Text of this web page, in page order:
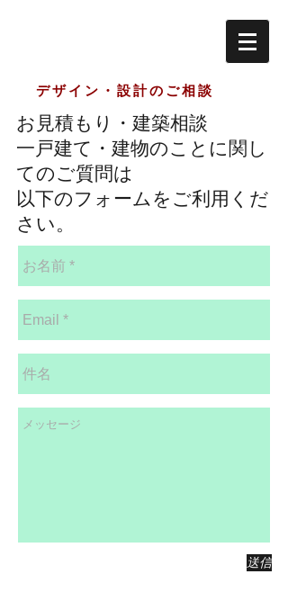
デザイン・設計のご相談
お見積もり・建築相談
一戸建て・建物のことに関し
てのご質問は
以下のフォームをご利用くだ
さい。
送信